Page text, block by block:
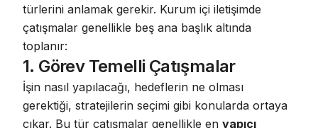
türlerini anlamak gerekir. Kurum içi iletişimde
çatışmalar genellikle beş ana başlık altında
toplanır:
1. Görev Temelli Çatışmalar
İşin nasıl yapılacağı, hedeflerin ne olması
gerektiği, stratejilerin seçimi gibi konularda ortaya
çıkar. Bu tür çatışmalar genellikle en yapıcı